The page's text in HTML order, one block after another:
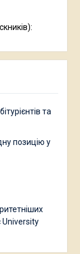
та
позицію у
University